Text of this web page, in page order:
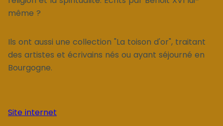
même ?
Ils ont aussi une collection "La toison d'or", traitant
des artistes et écrivains nés ou ayant séjourné en
Bourgogne.
Site internet